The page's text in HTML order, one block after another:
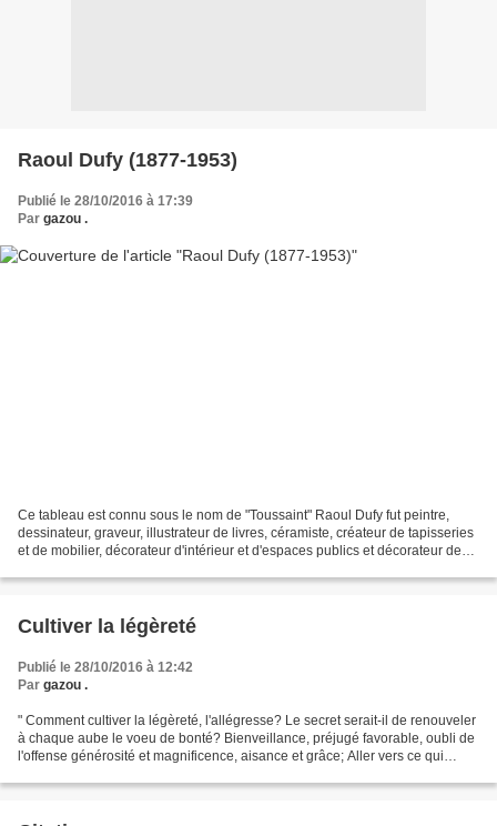
Raoul Dufy (1877-1953)
Publié le 28/10/2016 à 17:39
Par gazou .
Ce tableau est connu sous le nom de "Toussaint" Raoul Dufy fut peintre,
dessinateur, graveur, illustrateur de livres, céramiste, créateur de tapisseries
et de mobilier, décorateur d'intérieur et d'espaces publics et décorateur de
Cultiver la légèreté
Publié le 28/10/2016 à 12:42
Par gazou .
" Comment cultiver la légèreté, l'allégresse? Le secret serait-il de renouveler
à chaque aube le voeu de bonté? Bienveillance, préjugé favorable, oubli de
l'offense générosité et magnificence, aisance et grâce; Aller vers ce qui